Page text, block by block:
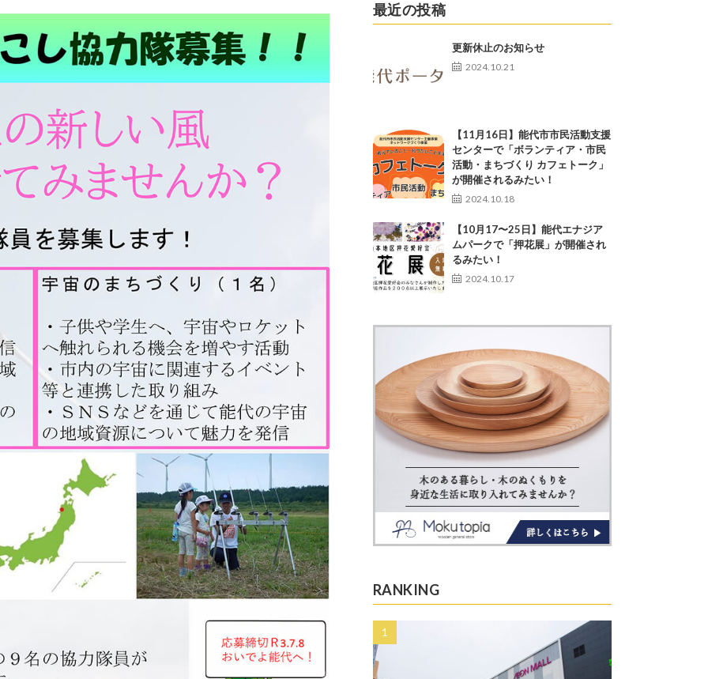
最近の投稿
更新休止のお知らせ
2024.10.21
【11月16日】能代市市民活動支援
センターで「ボランティア・市民
活動・まちづくり カフェトーク」
が開催されるみたい！
2024.10.18
【10月17〜25日】能代エナジア
ムパークで「押花展」が開催され
るみたい！
2024.10.17
RANKING